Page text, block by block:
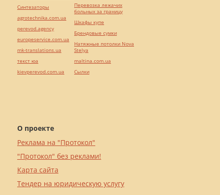
О проекте
Реклама на "Протокол"
"Протокол" без реклами!
Карта сайта
Тендер на юридическую услугу
Синтезаторы
agrotechnika.com.ua
perevod.agency
europeservice.com.ua
mk-translations.ua
текст юа
kievperevod.com.ua
Перевозка лежачих
больных за границу
Шкафы купе
Брендовые сумки
Натяжные потолки Nova
Stelya
maltina.com.ua
Cылки